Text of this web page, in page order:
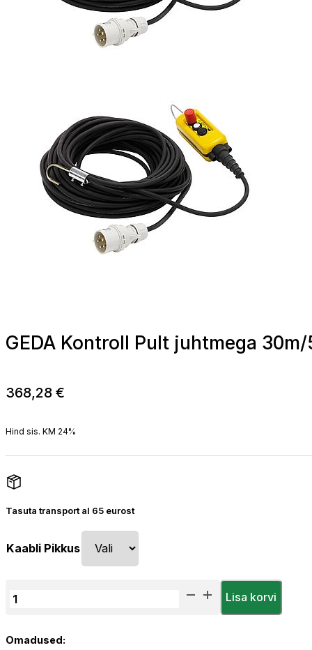
GEDA Kontroll Pult juhtmega 30m/
368,28 €
Hind sis. KM 24%
Tasuta transport al 65 eurost
Kaabli Pikkus
GEDA
juhtmega
Lisa korvi
Omadused: